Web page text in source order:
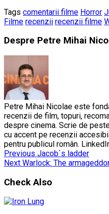
Tags comentarii filme Horror
Filme recenzii recenzii filme
Despre Petre Mihai
Petre Mihai Nicolae este
recenzii de film, topuri,
despre cinema. Scrie de
cu accent pe recenzii
pentru publicul român.
Previous Jacob`s ladder
Next Warlock: The
Check Also